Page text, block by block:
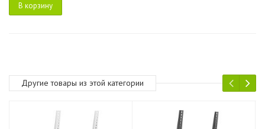
В корзину
Другие товары из этой категории